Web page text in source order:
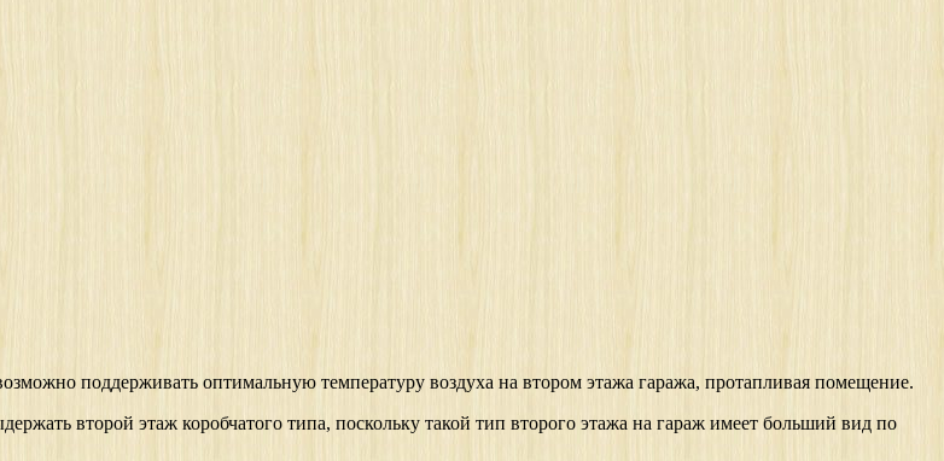
поддерживать оптимальную температуру воздуха на втором этажа гаража, протапливая помещение.
второй этаж коробчатого типа, поскольку такой тип второго этажа на гараж имеет больший вид по